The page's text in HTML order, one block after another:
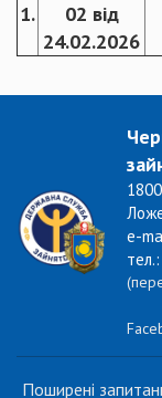
1.
02 від
24.02.2026
e-
Поширені